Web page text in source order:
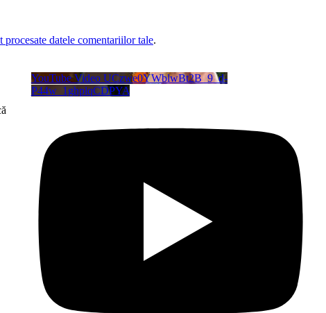
procesate datele comentariilor tale.
YouTube Video UCzwe0YWblwBt2B_9_d-
P44w_1ghplqCDPYA